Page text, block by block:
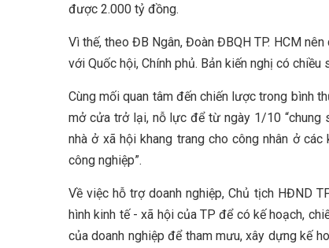
được 2.000 tỷ đồng.
Vì thế, theo ĐB Ngân, Đoàn ĐBQH TP. HCM
với Quốc hội, Chính phủ. Bản kiến nghị có
Cùng mối quan tâm đến chiến lược trong bình
mở cửa trở lại, nỗ lực để từ ngày 1/10 “chung
nhà ở xã hội khang trang cho công nhân ở
công nghiệp”.
Về việc hỗ trợ doanh nghiệp, Chủ tịch HĐND
hình kinh tế - xã hội của TP để có kế hoạch,
của doanh nghiệp để tham mưu, xây dựng kế